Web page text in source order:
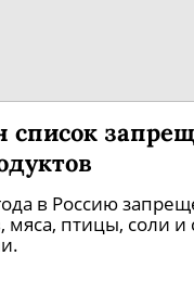
список
в Россию
мяса, птицы, соли и